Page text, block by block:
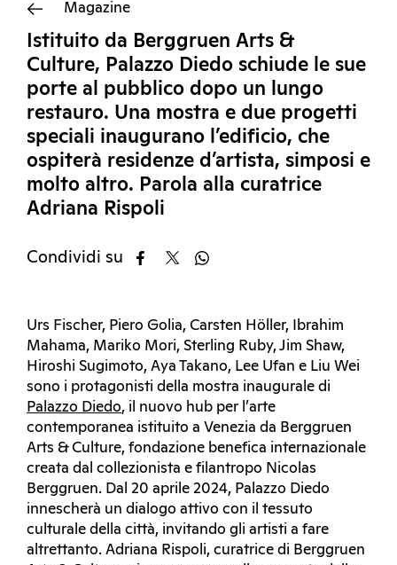
Magazine
Istituito da Berggruen Arts &
Culture, Palazzo Diedo schiude le sue
porte al pubblico dopo un lungo
restauro. Una mostra e due progetti
speciali inaugurano l’edificio, che
ospiterà residenze d’artista, simposi e
molto altro. Parola alla curatrice
Adriana Rispoli
Condividi su
Urs Fischer, Piero Golia, Carsten Höller, Ibrahim
Mahama, Mariko Mori, Sterling Ruby, Jim Shaw,
Hiroshi Sugimoto, Aya Takano, Lee Ufan e Liu Wei
sono i protagonisti della mostra inaugurale di
Palazzo Diedo, il nuovo hub per l’arte
contemporanea istituito a Venezia da Berggruen
Arts & Culture, fondazione benefica internazionale
creata dal collezionista e filantropo Nicolas
Berggruen. Dal 20 aprile 2024, Palazzo Diedo
innescherà un dialogo attivo con il tessuto
culturale della città, invitando gli artisti a fare
altrettanto. Adriana Rispoli, curatrice di Berggruen